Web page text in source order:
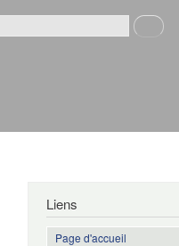
de recherche
Recherche
Liens
Page d'accueil